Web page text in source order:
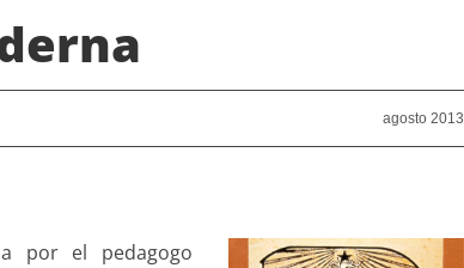
agosto 2013
por el pedagogo